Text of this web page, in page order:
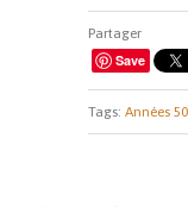
Partager
Save
Tags: Années